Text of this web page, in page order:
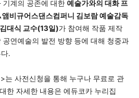
기계의 공존에 대한 예술가와의 대화 프
비규어스댄스컴퍼니 김보람 예술감독
대식 교수(13일)가 참여해 작품 제작
연예술의 발전 방향 등에 대해 청중과
.
는 사전신청을 통해 누구나 무료로 관
한 자세한 내용은 에듀코카 누리집